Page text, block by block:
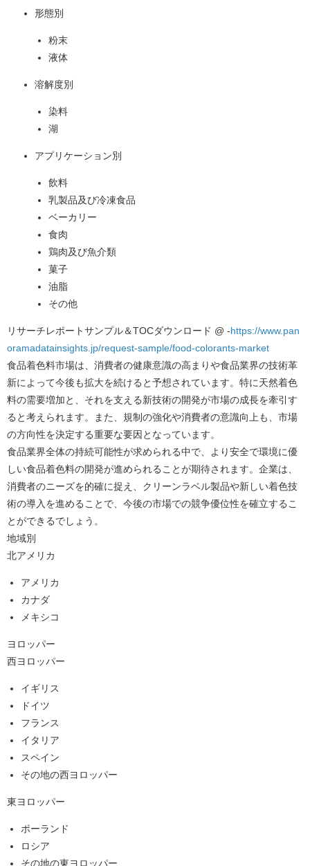
形態別
粉末
液体
溶解度別
染料
湖
アプリケーション別
飲料
乳製品及び冷凍食品
ベーカリー
食肉
鶏肉及び魚介類
菓子
油脂
その他
リサーチレポートサンプル＆TOCダウンロード @ -https://www.pan
oramadatainsights.jp/request-sample/food-colorants-market
食品着色料市場は、消費者の健康意識の高まりや食品業界の技術革
新によって今後も拡大を続けると予想されています。特に天然着色
料の需要増加と、それを支える新技術の開発が市場の成長を牽引す
ると考えられます。また、規制の強化や消費者の意識向上も、市場
の方向性を決定する重要な要因となっています。
食品業界全体の持続可能性が求められる中で、より安全で環境に優
しい食品着色料の開発が進められることが期待されます。企業は、
消費者のニーズを的確に捉え、クリーンラベル製品や新しい着色技
術の導入を進めることで、今後の市場での競争優位性を確立するこ
とができるでしょう。
地域別
北アメリカ
アメリカ
カナダ
メキシコ
ヨロッパー
西ヨロッパー
イギリス
ドイツ
フランス
イタリア
スペイン
その地の西ヨロッパー
東ヨロッパー
ポーランド
ロシア
その地の東ヨロッパー